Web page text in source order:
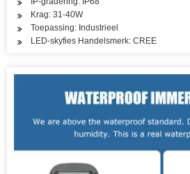
Krag: 31-40W
Toepassing: Industrieel
LED-skyfies Handelsmerk: CREE